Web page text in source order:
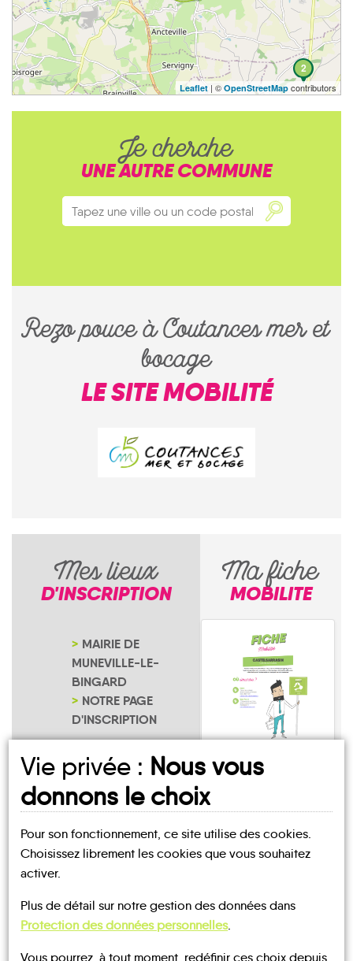
2
Leaflet | © OpenStreetMap contributors
Je cherche
UNE AUTRE COMMUNE
Rezo pouce à Coutances mer et
bocage
LE SITE MOBILITÉ
Mes lieux
D'INSCRIPTION
MAIRIE DE
MUNEVILLE-LE-
BINGARD
NOTRE PAGE
D'INSCRIPTION
Ma fiche
MOBILITE
Muneville-le-
UN AVIS, UN TÉMOIGNAGE
Vie privée : Nous vous
donnons le choix
Pour son fonctionnement, ce site utilise des cookies.
Choisissez librement les cookies que vous souhaitez
activer.
Plus de détail sur notre gestion des données dans
Protection des données personnelles.
Vous pourrez, à tout moment, redéfinir ces choix depuis